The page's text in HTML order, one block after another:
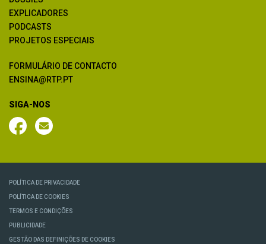
EXPLICADORES
PODCASTS
PROJETOS ESPECIAIS
FORMULÁRIO DE CONTACTO
ENSINA@RTP.PT
SIGA-NOS
POLÍTICA DE PRIVACIDADE
POLÍTICA DE COOKIES
TERMOS E CONDIÇÕES
PUBLICIDADE
GESTÃO DAS DEFINIÇÕES DE COOKIES